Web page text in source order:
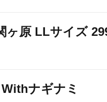
ヶ原 LLサイズ
ナギナミ